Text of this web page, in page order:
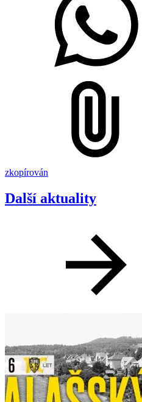
zkopírován
Další aktuality